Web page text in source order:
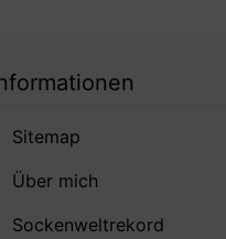
Sitemap
Über mich
Sockenweltrekord